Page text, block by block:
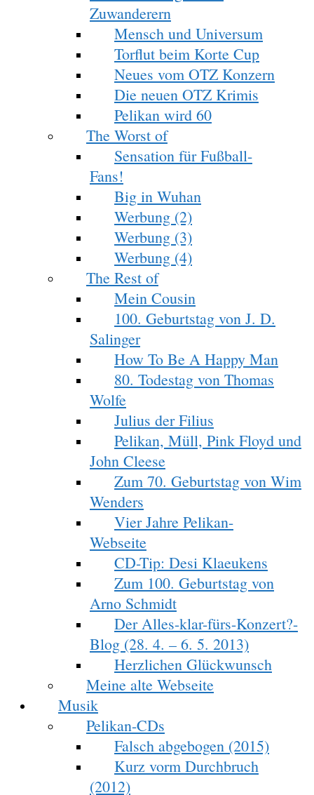
Zuwanderern
Mensch und Universum
Torflut beim Korte Cup
Neues vom OTZ Konzern
Die neuen OTZ Krimis
Pelikan wird 60
The Worst of
Sensation für Fußball-
Fans!
Big in Wuhan
Werbung (2)
Werbung (3)
Werbung (4)
The Rest of
Mein Cousin
100. Geburtstag von J. D.
Salinger
How To Be A Happy Man
80. Todestag von Thomas
Wolfe
Julius der Filius
Pelikan, Müll, Pink Floyd und
John Cleese
Zum 70. Geburtstag von Wim
Wenders
Vier Jahre Pelikan-
Webseite
CD-Tip: Desi Klaeukens
Zum 100. Geburtstag von
Arno Schmidt
Der Alles-klar-fürs-Konzert?-
Blog (28. 4. – 6. 5. 2013)
Herzlichen Glückwunsch
Meine alte Webseite
Musik
Pelikan-CDs
Falsch abgebogen (2015)
Kurz vorm Durchbruch
(2012)